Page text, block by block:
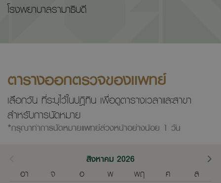
โรงพยาบาลรามาธิบดี
ตารางออกตรวจของแพทย์
เลือกวัน ที่ระบุไว้ในปฎิทิน เพื่อดูตารางเวลาและสาขา
สำหรับการนัดหมาย
*กรุณาทำการนัดหมายแพทย์ล่วงหน้าอย่างน้อย 1 วัน
สิงหาคม 2026
อา
จ อ พ พฤ ศ
ส